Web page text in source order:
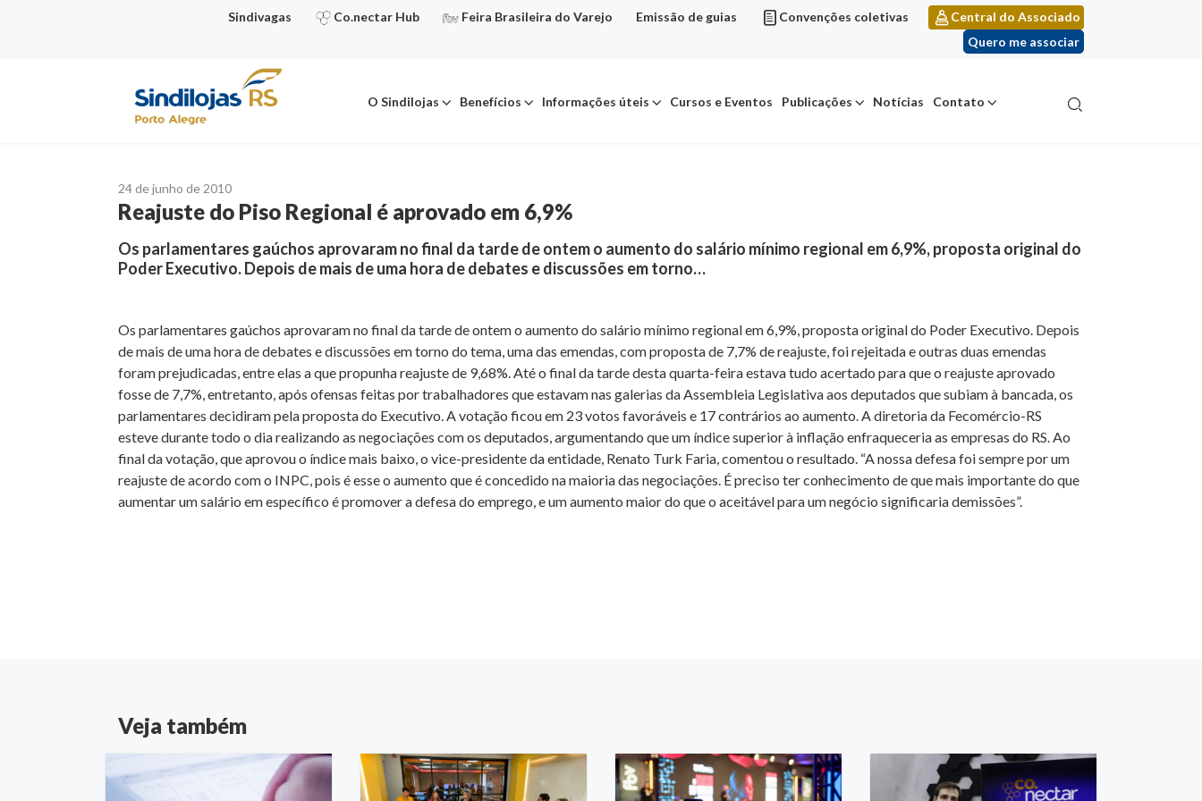
Sindivagas Co.nectar Hub Feira Brasileira do Varejo Emissão de guias Convenções coletivas
Central do Associado
Quero me associar
O Sindilojas Benefícios Informações úteis Cursos e Eventos Publicações Notícias Contato
24 de junho de 2010
Reajuste do Piso Regional é aprovado em 6,9%
Os parlamentares gaúchos aprovaram no final da tarde de ontem o aumento do salário mínimo regional em 6,9%, proposta original do
Poder Executivo. Depois de mais de uma hora de debates e discussões em torno…
Os parlamentares gaúchos aprovaram no final da tarde de ontem o aumento do salário mínimo regional em 6,9%, proposta original do Poder Executivo. Depois
de mais de uma hora de debates e discussões em torno do tema, uma das emendas, com proposta de 7,7% de reajuste, foi rejeitada e outras duas emendas
foram prejudicadas, entre elas a que propunha reajuste de 9,68%. Até o final da tarde desta quarta-feira estava tudo acertado para que o reajuste aprovado
fosse de 7,7%, entretanto, após ofensas feitas por trabalhadores que estavam nas galerias da Assembleia Legislativa aos deputados que subiam à bancada, os
parlamentares decidiram pela proposta do Executivo. A votação ficou em 23 votos favoráveis e 17 contrários ao aumento. A diretoria da Fecomércio-RS
esteve durante todo o dia realizando as negociações com os deputados, argumentando que um índice superior à inflação enfraqueceria as empresas do RS. Ao
final da votação, que aprovou o índice mais baixo, o vice-presidente da entidade, Renato Turk Faria, comentou o resultado. “A nossa defesa foi sempre por um
reajuste de acordo com o INPC, pois é esse o aumento que é concedido na maioria das negociações. É preciso ter conhecimento de que mais importante do que
aumentar um salário em específico é promover a defesa do emprego, e um aumento maior do que o aceitável para um negócio significaria demissões”.
Veja também